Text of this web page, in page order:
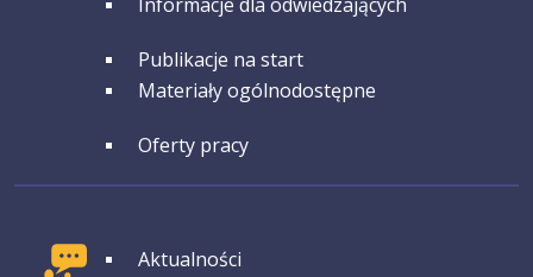
GRUPA 4Publikacje na start
Materiały ogólnodostępne
GRUPA 5Oferty pracy
GRUPA 1Aktualności